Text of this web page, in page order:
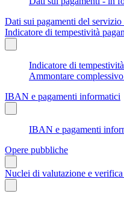
Dati sui pagamenti del
Indicatore di tempestività
Indicatore di
Ammontare
IBAN e pagamenti informatici
IBAN e pagamenti
Opere pubbliche
Nuclei di valutazione e